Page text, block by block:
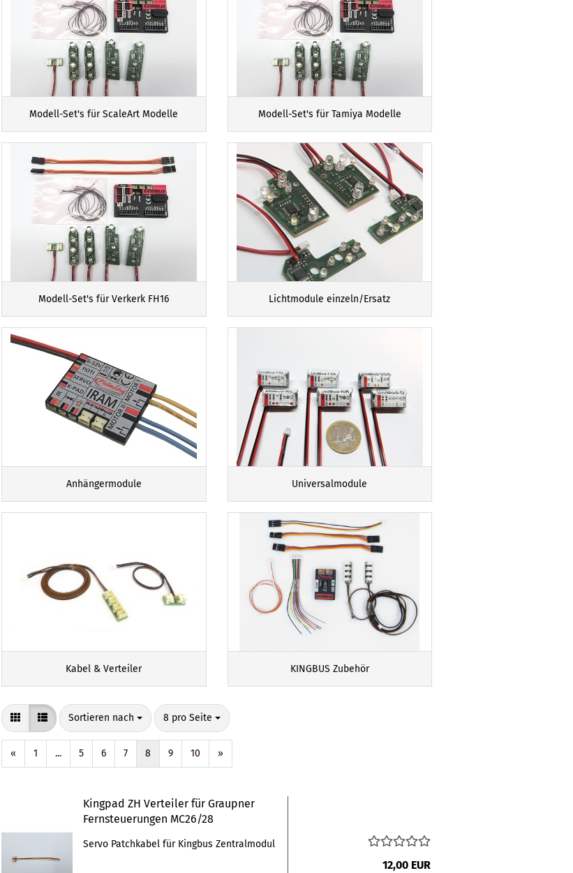
Modell-Set's für ScaleArt Modelle Modell-Set's für Tamiya Modelle
Modell-Set's für Verkerk FH16 Lichtmodule einzeln/Ersatz
Anhängermodule Universalmodule
Kabel & Verteiler KINGBUS Zubehör
Sortieren nach
Sortieren nach 8 pro Seite
pro Seite
« 1 ... 5 6 7 8 9 10 »
Kingpad ZH Verteiler für Graupner
Fernsteuerungen MC26/28
Servo Patchkabel für Kingbus Zentralmodul
12,00 EUR